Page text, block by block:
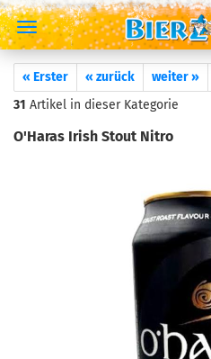
« Erster « zurück weiter »
31 Artikel in dieser Kategorie
O'Haras Irish Stout Nitro